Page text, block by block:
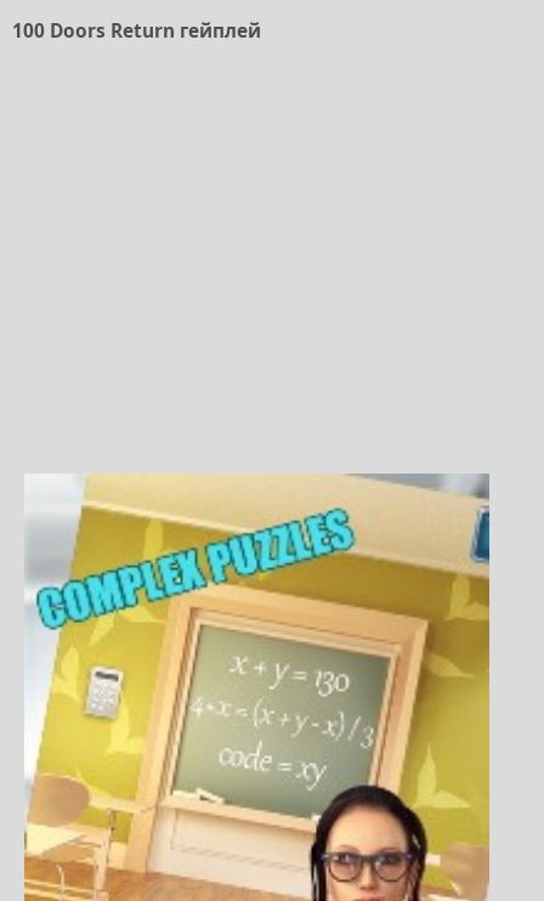
100 Doors Return гейплей